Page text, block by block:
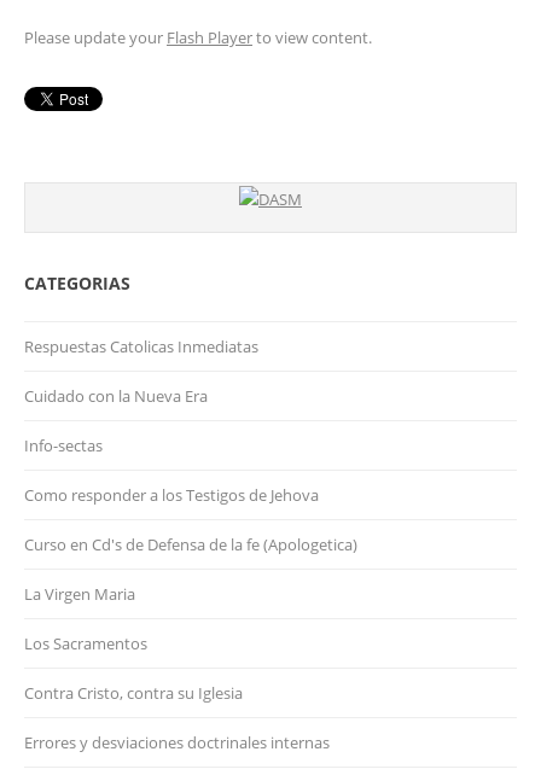
Please update your Flash Playerto view content.
CATEGORIAS
Respuestas Catolicas Inmediatas
Cuidado con la Nueva Era
Info-sectas
Como responder a los Testigos de Jehova
Curso en Cd's de Defensa de la fe (Apologetica)
La Virgen Maria
Los Sacramentos
Contra Cristo, contra su Iglesia
Errores y desviaciones doctrinales internas